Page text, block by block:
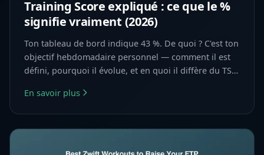
Training Score expliqué : ce que le %
signifie vraiment (2026)
Ton tableau de bord indique 43 %. De quoi ? C'est ton
objectif hebdomadaire personnel — comment il est
défini, pourquoi il évolue, et en quoi il diffère du TSS
En savoir plus